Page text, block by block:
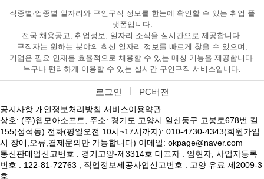
직종별·업종별 일자리와 구인구직 정보를 한눈에 확인할 수 있는 취업 플
랫폼입니다.
전국 채용공고, 취업정보, 일자리 소식을 실시간으로 제공합니다.
구직자는 원하는 분야의 최신 일자리 정보를 빠르게 찾을 수 있으며,
기업은 필요 인재를 효율적으로 채용할 수 있는 매칭 기능을 제공합니다.
누구나 편리하게 이용할 수 있는 실시간 구인구직 서비스입니다.
로그인 PC버전
공지사항 개인정보처리방침 서비스이용약관
상호: (주)웹모아소프트, 주소: 경기도 고양시 일산동구 고봉로678번 길
155(성석동) 전화(평일오전 10시~17시까지): 010-4730-4343(회원가입
시 장애,오류,결제문의만 가능합니다) 이메일: okpage@naver.com
통신판매업신고번호 : 경기고양-제3314호 대표자 : 임현자, 사업자등록
번호 : 122-81-72763 , 직업정보제공사업신고번호 : 고양 유료 제2009-3
호